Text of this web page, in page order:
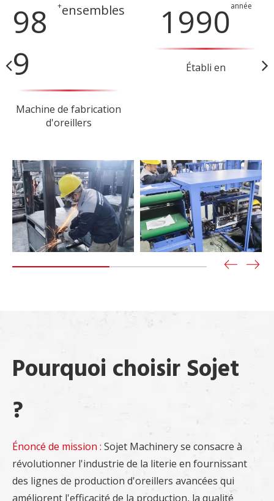
10
00
+ensembles​​​​​​​
Machine de fabrication
d'oreillers
2012année
Établi en​​​​​​​
Pourquoi choisir Sojet
?
Énoncé de mission : Sojet Machinery se consacre à
révolutionner l'industrie de la literie en fournissant
des lignes de production d'oreillers avancées qui
améliorent l'efficacité de la production, la qualité